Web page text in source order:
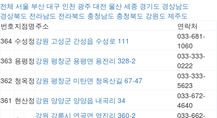
전체 서울 부산 대구 인천 광주 대전 울산 세종 경기도 경상남도
경상북도 전라남도 전라북도 충청남도 충청북도 강원도 제주도
번호지점명 주소
연락처
364 수성정 강원 고성군 간성읍 수성로 111
033-681-
1060
363 용평정 강원 평창군 용평면 용전리 328-2
033-333-
0222
362 청옥정 강원 평창군 미탄면 청옥산길 67-47
033-333-
5623
361 현산정 강원 양양군 양양읍 내곡리 34
033-672-
4640
강원 강릉시 연곡면 영진리 360-2
033-662-